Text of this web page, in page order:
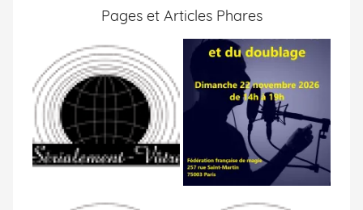
Pages et Articles Phares